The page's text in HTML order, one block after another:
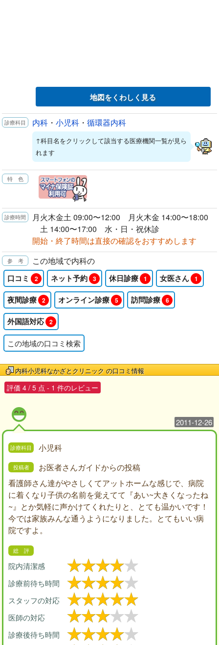
地図をくわしく見る
内科 ・ 小児科 ・ 循環器内科
↑科目名をクリックして該当する医療機関一覧が見ら
れます
月火木金土 09:00〜12:00 月火木金 14:00〜18:00
土 14:00〜17:00 水・日・祝休診
開始・終了時間は直接の確認をおすすめします
この地域で内科の
口コミ 2 ネット予約 3 休日診療 1 女医さん 1
夜間診療 2 オンライン診療 5 訪問診療 6
外国語対応 2
この地域の口コミ検索
内科小児科なかざとクリニック の口コミ情報
評価 4 / 5 点 - 1 件のレビュー
2011-12-26
小児科
お医者さんガイドからの投稿
看護師さん達がやさしくてアットホームな感じで、病院
に着くなり子供の名前を覚えてて『あい~大きくなったね
~』とか気軽に声かけてくれたりと、とても温かいです！
今では家族みんな通うようになりました。とてもいい病
院ですよ。
院内清潔感
診療前待ち時間
スタッフの対応
医師の対応
診療後待ち時間